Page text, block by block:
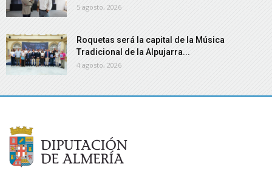
5 agosto, 2026
Roquetas será la capital de la Música
Tradicional de la Alpujarra...
4 agosto, 2026